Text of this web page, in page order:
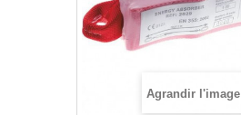
Agrandir l'image